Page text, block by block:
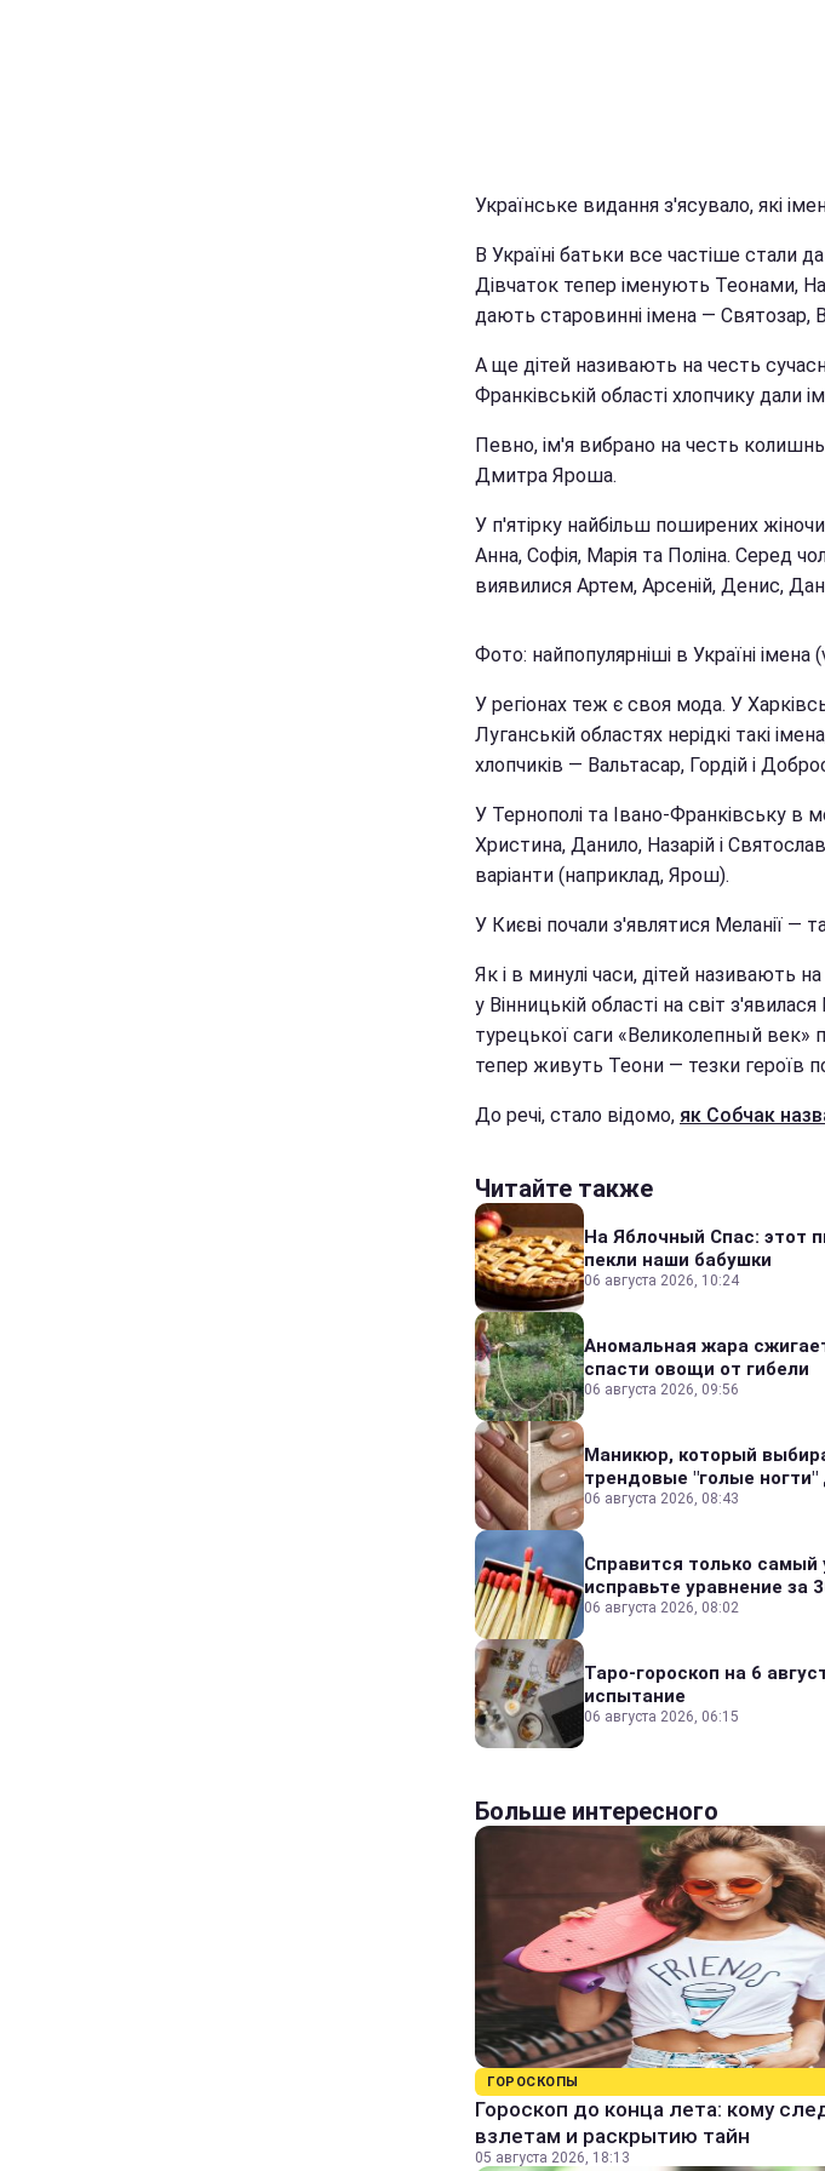
Українське видання з'ясувало, які
В Україні батьки все частіше стали
Дівчаток тепер іменують Теонами,
дають старовинні імена — Святозар,
А ще дітей називають на честь
Франківській області хлопчику дали
Певно, ім'я вибрано на честь
Дмитра Яроша.
У п'ятірку найбільш поширених
Анна, Софія, Марія та Поліна. Серед
виявилися Артем, Арсеній, Денис,
Фото: найпопулярніші в Україні імена
У регіонах теж є своя мода. У
Луганській областях нерідкі такі
хлопчиків — Вальтасар, Гордій і
У Тернополі та Івано-Франківську в
Христина, Данило, Назарій і
варіанти (наприклад, Ярош).
У Києві почали з'являтися Меланії
Як і в минулі часи, дітей називають
у Вінницькій області на світ
турецької саги «Великолепный век»
тепер живуть Теони — тезки героїв
До речі, стало відомо, як Собчак
Читайте также
На Яблочный Спас: этот
пекли наши бабушки
06 августа 2026, 10:24
Аномальная жара
спасти овощи от гибели
06 августа 2026, 09:56
Маникюр, который
трендовые "голые
06 августа 2026, 08:43
Справится только самый
исправьте уравнение за
06 августа 2026, 08:02
Таро-гороскоп на 6
испытание
06 августа 2026, 06:15
Больше интересного
ГОРОСКОПЫ
Гороскоп до конца лета: кому
взлетам и раскрытию тайн
05 августа 2026, 18:13